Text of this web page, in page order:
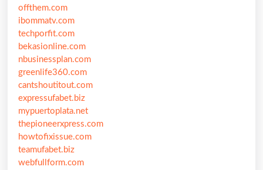
offthem.com
ibommatv.com
techporfit.com
bekasionline.com
nbusinessplan.com
greenlife360.com
cantshoutitout.com
expressufabet.biz
mypuertoplata.net
thepioneerxpress.com
howtofixissue.com
teamufabet.biz
webfullform.com